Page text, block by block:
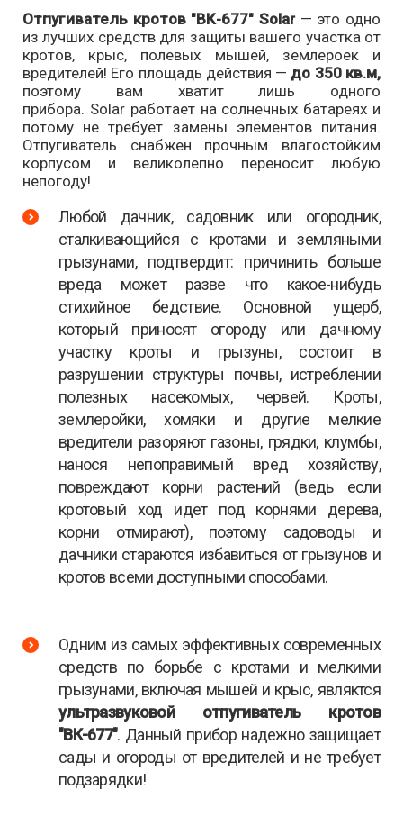
Отпугиватель кротов "ВК-677" Solar— это одно
из лучших средств для защиты вашего участка от
кротов, крыс, полевых мышей, землероек и
вредителей! Его площадь действия — до 350 кв.м,
поэтому вам хватит лишь одного
прибора. Solar работает на солнечных батареях и
потому не требует замены элементов питания.
Отпугиватель снабжен прочным влагостойким
корпусом и великолепно переносит любую
непогоду!
Любой дачник, садовник или огородник,
сталкивающийся с кротами и земляными
грызунами, подтвердит: причинить больше
вреда может разве что какое-нибудь
стихийное бедствие. Основной ущерб,
который приносят огороду или дачному
участку кроты и грызуны, состоит в
разрушении структуры почвы, истреблении
полезных насекомых, червей. Кроты,
землеройки, хомяки и другие мелкие
вредители разоряют газоны, грядки, клумбы,
нанося непоправимый вред хозяйству,
повреждают корни растений (ведь если
кротовый ход идет под корнями дерева,
корни отмирают), поэтому садоводы и
дачники стараются избавиться от грызунов и
кротов всеми доступными способами.
Одним из самых эффективных современных
средств по борьбе с кротами и мелкими
грызунами, включая мышей и крыс, являктся
ультразвуковой отпугиватель кротов
"ВК-677". Данный прибор надежно защищает
сады и огороды от вредителей и не требует
подзарядки!